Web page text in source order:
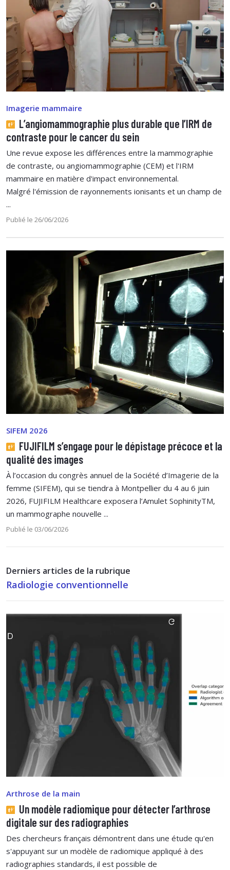
Imagerie mammaire
L’angiomammographie plus durable que l’IRM de
contraste pour le cancer du sein
Une revue expose les différences entre la mammographie
de contraste, ou angiomammographie (CEM) et l'IRM
mammaire en matière d'impact environnemental.
Malgré l'émission de rayonnements ionisants et un champ de
...
Publié le 26/06/2026
SIFEM 2026
FUJIFILM s’engage pour le dépistage précoce et la
qualité des images
À l’occasion du congrès annuel de la Société d’Imagerie de la
femme (SIFEM), qui se tiendra à Montpellier du 4 au 6 juin
2026, FUJIFILM Healthcare exposera l’Amulet SophinityTM,
un mammographe nouvelle ...
Publié le 03/06/2026
Derniers articles de la rubrique
Radiologie conventionnelle
Arthrose de la main
Un modèle radiomique pour détecter l’arthrose
digitale sur des radiographies
Des chercheurs français démontrent dans une étude qu'en
s'appuyant sur un modèle de radiomique appliqué à des
radiographies standards, il est possible de